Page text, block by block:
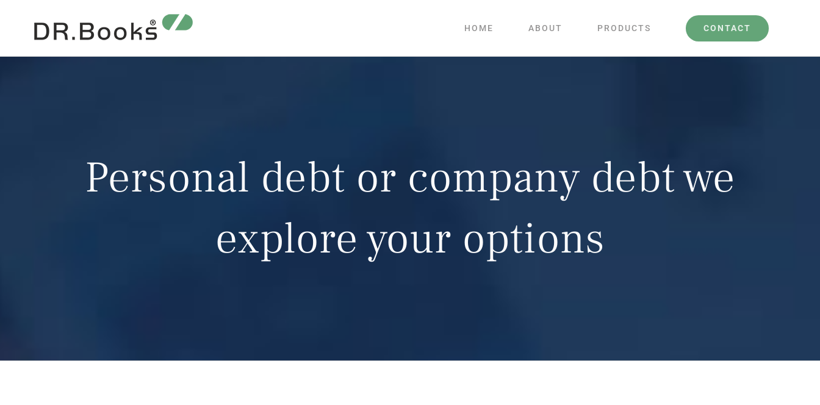
HOME ABOUT PRODUCTS CONTACT
Personal debt or company debt we
explore your options